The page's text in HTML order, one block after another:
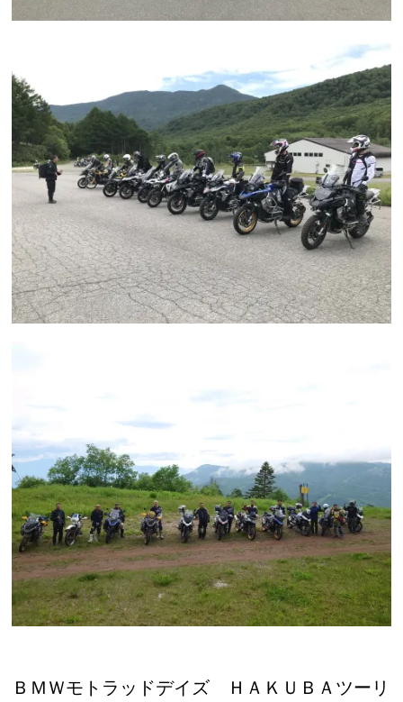
ＢＭＷモトラッドデイズ ＨＡＫＵＢＡツーリ